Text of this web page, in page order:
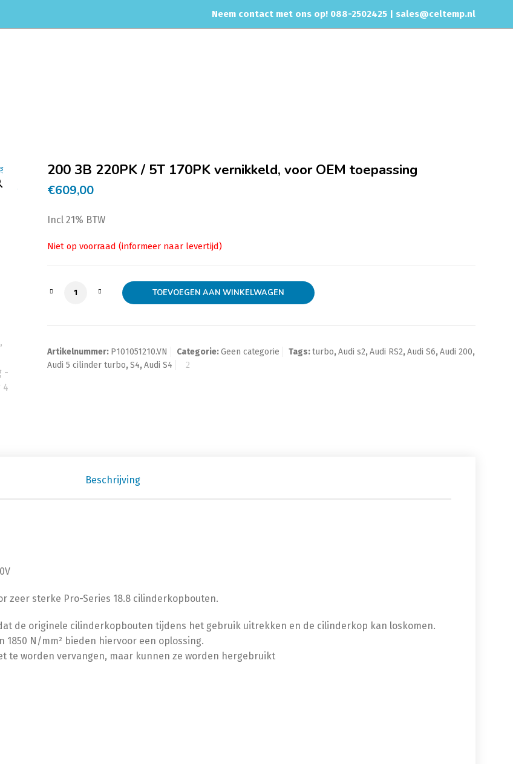
Neem contact met ons op! 088-2502425 | sales@celtemp.nl
200 3B 220PK / 5T 170PK vernikkeld, voor OEM toepassing
€609,00
Incl 21% BTW
200 3B 220PK / 5T 170PK vernikkeld, voor OEM toepassing aantal
TOEVOEGEN AAN WINKELWAGEN
Artikelnummer: P101051210.VN Categorie:Geen categorie Tags:turbo,Audi s2,Audi RS2,Audi S6,Audi 200,
Audi 5 cilinder turbo,S4,Audi S4
Beschrijving
zeer sterke Pro-Series 18.8 cilinderkopbouten.
de originele cilinderkopbouten tijdens het gebruik uitrekken en de cilinderkop kan loskomen.
N/mm² bieden hiervoor een oplossing.
te worden vervangen, maar kunnen ze worden hergebruikt